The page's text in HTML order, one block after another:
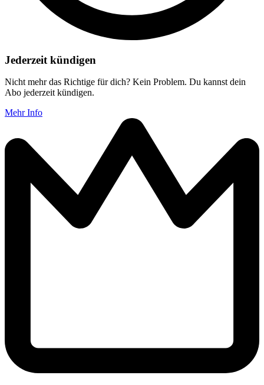
Jederzeit kündigen
Nicht mehr das Richtige für dich? Kein Problem. Du kannst dein
Abo jederzeit kündigen.
Mehr Info